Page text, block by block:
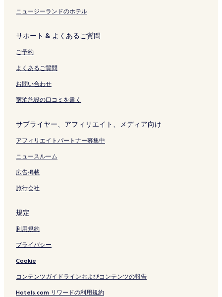
く
ク
ペ
を
開
く
リ
ク
a
G
'
s
H
a
t
ペ
ー
ジ
を
開
リ
ク
ニュージーランドのホテル
サポート & よくあるご質問
ご予約
よくあるご質問
お問い合わせ
宿泊施設の口コミを書く
サプライヤー、アフィリエイト、メディア向け
アフィリエイトパートナー募集中
ニュースルーム
広告掲載
旅行会社
規定
利用規約
プライバシー
Cookie
コンテンツガイドラインおよびコンテンツの報告
Hotels.com リワードの利用規約